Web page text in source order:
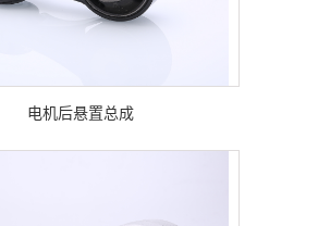
电机后悬置总成